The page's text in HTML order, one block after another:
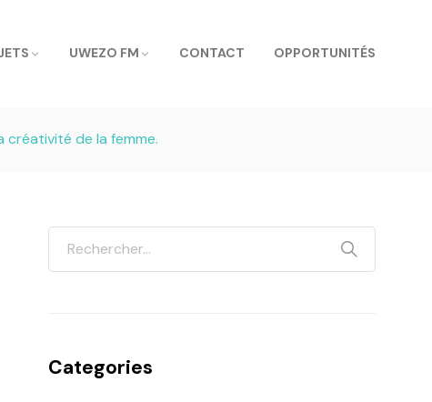
UWEZO FM CONTACT OPPORTUNITÉS
créativité de la femme.
Categories